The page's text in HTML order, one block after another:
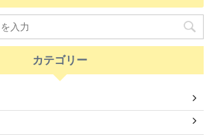
カテゴリー